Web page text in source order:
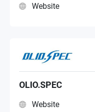
Website
OLIO.SPEC
Website